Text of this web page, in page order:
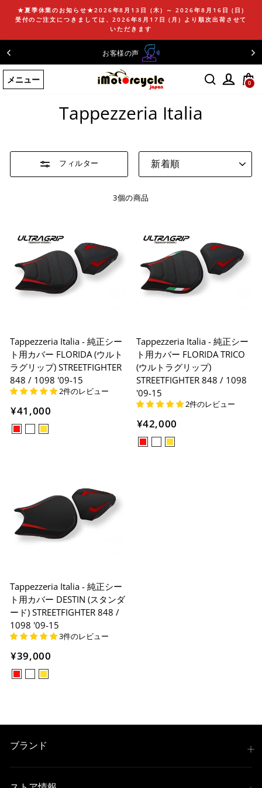
ン
ツ
に
ス
キ
★夏季休業のお知らせ★2026年8月13日 (木) ～ 2026年8月16日 (日)
受付のご注文につきましては、2026年8月17日 (月) より順次出荷させて
いただきます
お電話でのお問
メニュー 0
ホームページ /Tappezzeria Italia
Tappezzeria Italia
フィルター
並
替
3個の商品
Tappezzeria Italia - 純正シー
ト用カバー FLORIDA (ウルト
ラグリップ) STREETFIGHTER
848 / 1098 '09-15
2件のレビュー
¥41,000
Tappezzeria Italia - 純正シー
ト用カバー FLORIDA TRICO
(ウルトラグリップ)
STREETFIGHTER 848 / 1098
'09-15
2件のレビュー
¥42,000
Tappezzeria Italia - 純正シー
ト用カバー DESTIN (スタンダ
ード) STREETFIGHTER 848 /
1098 '09-15
3件のレビュー
¥39,000
ブランド